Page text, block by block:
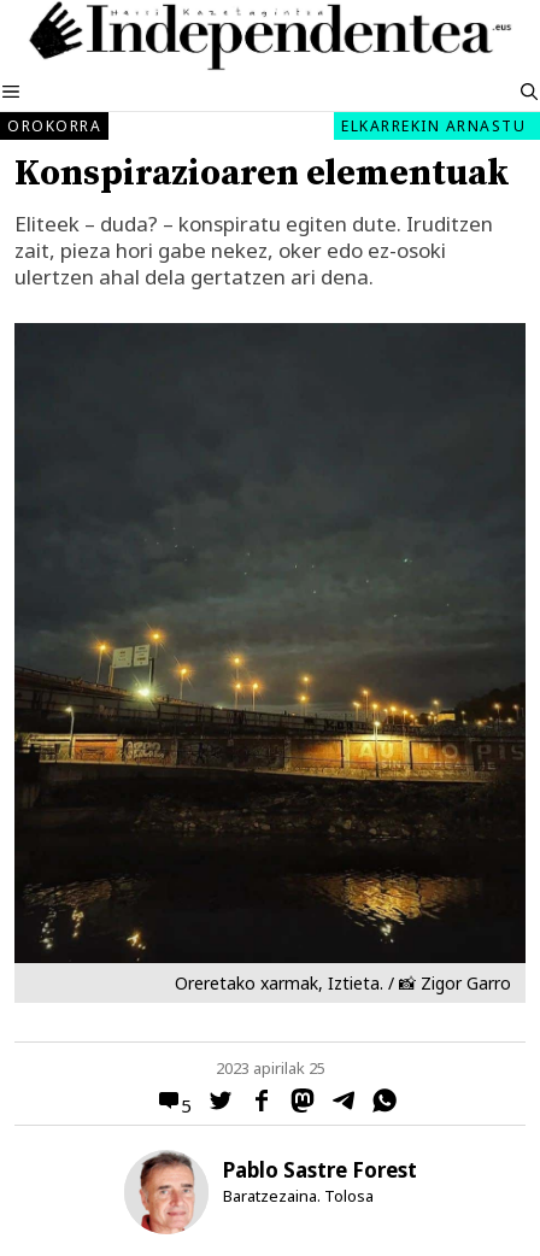
Edukira
salto
MENUA
OROKORRA ELKARREKIN ARNASTU
Konspirazioaren elementuak
Eliteek – duda? – konspiratu egiten dute. Iruditzen
zait, pieza hori gabe nekez, oker edo ez-osoki
ulertzen ahal dela gertatzen ari dena.
Oreretako xarmak, Iztieta. / 📸 Zigor Garro
5
2023 apirilak 25
Pablo Sastre Forest
Baratzezaina. Tolosa